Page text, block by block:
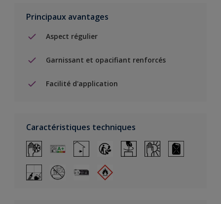
Principaux avantages
Aspect régulier
Garnissant et opacifiant renforcés
Facilité d'application
Caractéristiques techniques